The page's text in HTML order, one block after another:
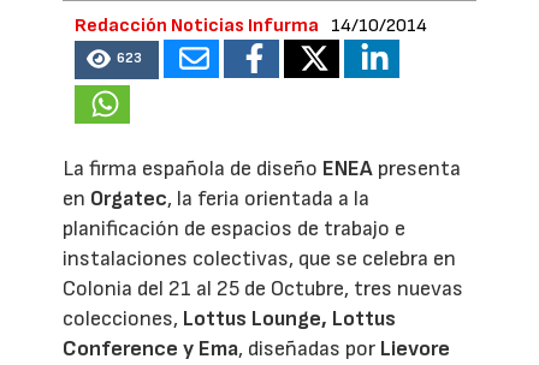
Redacción Noticias Infurma 14/10/2014
623
La firma española de diseño ENEA presenta
en Orgatec, la feria orientada a la
planificación de espacios de trabajo e
instalaciones colectivas, que se celebra en
Colonia del 21 al 25 de Octubre, tres nuevas
colecciones, Lottus Lounge, Lottus
Conference y Ema, diseñadas por Lievore